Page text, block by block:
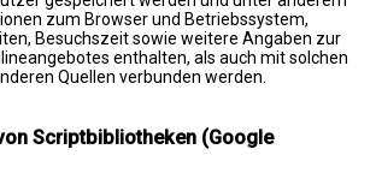
zum Browser und Betriebssystem,
Besuchszeit sowie weitere Angaben zur
enthalten, als auch mit solchen
Quellen verbunden werden.
Scriptbibliotheken (Google